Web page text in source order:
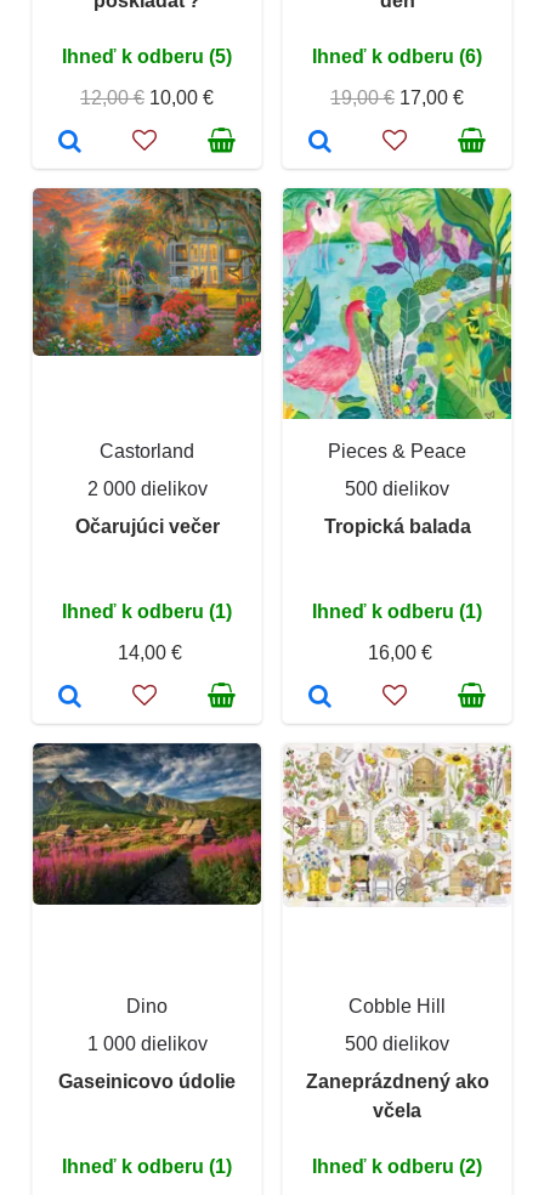
Ihneď k odberu (5)
12,00 € 10,00 €
Ihneď k odberu (6)
19,00 € 17,00 €
Castorland
2 000 dielikov
Očarujúci večer
Ihneď k odberu (1)
14,00 €
Pieces & Peace
500 dielikov
Tropická balada
Ihneď k odberu (1)
16,00 €
Dino
1 000 dielikov
Gaseinicovo údolie
Ihneď k odberu (1)
Cobble Hill
500 dielikov
Zaneprázdnený ako
včela
Ihneď k odberu (2)